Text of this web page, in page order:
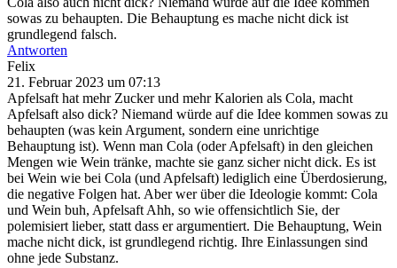
sowas zu behaupten. Die Behauptung es mache nicht dick ist
grundlegend falsch.
Antworten
Felix
21. Februar 2023 um 07:13
Apfelsaft hat mehr Zucker und mehr Kalorien als Cola, macht
Apfelsaft also dick? Niemand würde auf die Idee kommen sowas zu
behaupten (was kein Argument, sondern eine unrichtige
Behauptung ist). Wenn man Cola (oder Apfelsaft) in den gleichen
Mengen wie Wein tränke, machte sie ganz sicher nicht dick. Es ist
bei Wein wie bei Cola (und Apfelsaft) lediglich eine Überdosierung,
die negative Folgen hat. Aber wer über die Ideologie kommt: Cola
und Wein buh, Apfelsaft Ahh, so wie offensichtlich Sie, der
polemisiert lieber, statt dass er argumentiert. Die Behauptung, Wein
mache nicht dick, ist grundlegend richtig. Ihre Einlassungen sind
ohne jede Substanz.